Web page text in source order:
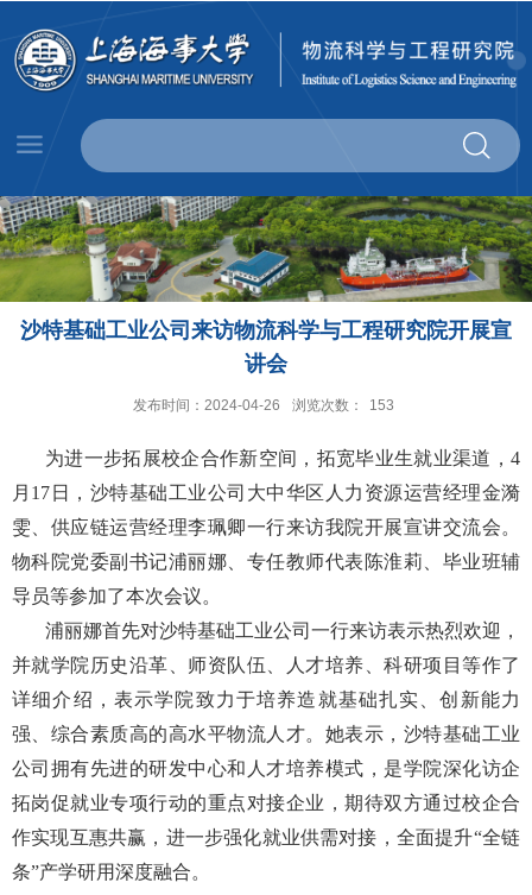
沙特基础工业公司来访物流科学与工程研究院开展宣
讲会
发布时间：2024-04-26 浏览次数： 153
为进一步拓展校企合作新空间，拓宽毕业生就业渠道，4
月17日，沙特基础工业公司大中华区人力资源运营经理金漪
雯、供应链运营经理李珮卿一行来访我院开展宣讲交流会。
物科院党委副书记浦丽娜、专任教师代表陈淮莉、毕业班辅
导员等参加了本次会议。
浦丽娜首先对沙特基础工业公司一行来访表示热烈欢迎，
并就学院历史沿革、师资队伍、人才培养、科研项目等作了
详细介绍，表示学院致力于培养造就基础扎实、创新能力
强、综合素质高的高水平物流人才。她表示，沙特基础工业
公司拥有先进的研发中心和人才培养模式，是学院深化访企
拓岗促就业专项行动的重点对接企业，期待双方通过校企合
作实现互惠共赢，进一步强化就业供需对接，全面提升“全链
条”产学研用深度融合。